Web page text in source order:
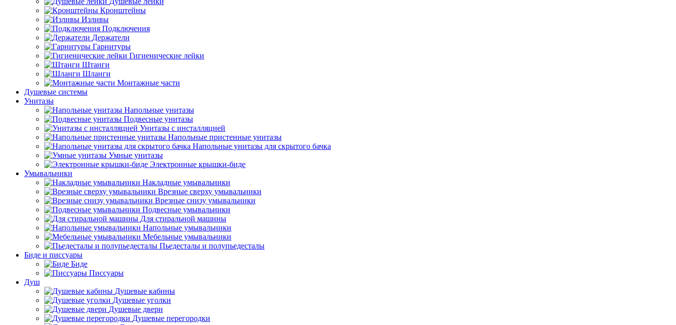
Кронштейны
Изливы
Подключения
Держатели
Гарнитуры
Гигиенические лейки
Штанги
Шланги
Монтажные части
Душевые системы
Унитазы
Напольные унитазы
Подвесные унитазы
Унитазы с инсталляцией
Напольные пристенные унитазы
Напольные унитазы для скрытого бачка
Умные унитазы
Электронные крышки-биде
Умывальники
Накладные умывальники
Врезные сверху умывальники
Врезные снизу умывальники
Подвесные умывальники
Для стиральной машины
Напольные умывальники
Мебельные умывальники
Пьедесталы и полупьедесталы
Биде и писсуары
Биде
Писсуары
Душ
Душевые кабины
Душевые уголки
Душевые двери
Душевые перегородки